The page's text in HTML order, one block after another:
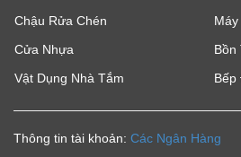
Chậu Rửa Chén
Cửa Nhựa
Bồn
Vật Dụng Nhà Tắm
Bếp
Thông tin tài khoản: Các Ngân Hàng